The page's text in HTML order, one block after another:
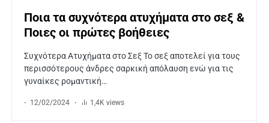
Ποια τα συχνότερα ατυχήματα στο σεξ &
Ποιες οι πρώτες βοήθειες
Συχνότερα Ατυχήματα στο Σεξ Το σεξ αποτελεί για τους
περισσότερους άνδρες σαρκική απόλαυση ενώ για τις
γυναίκες ρομαντική…
12/02/2024 1,4K views